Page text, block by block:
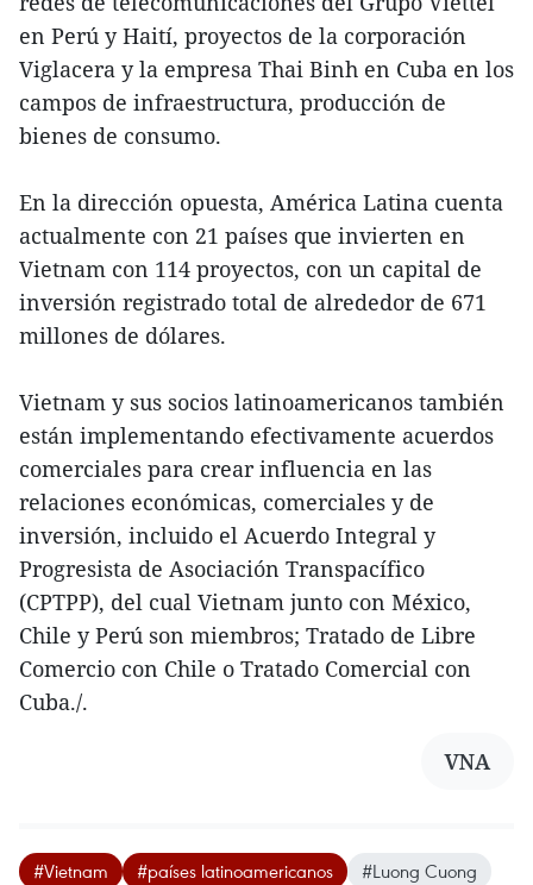
en Perú y Haití, proyectos de la corporación
Viglacera y la empresa Thai Binh en Cuba en los
campos de infraestructura, producción de
bienes de consumo.
En la dirección opuesta, América Latina cuenta
actualmente con 21 países que invierten en
Vietnam con 114 proyectos, con un capital de
inversión registrado total de alrededor de 671
millones de dólares.
Vietnam y sus socios latinoamericanos también
están implementando efectivamente acuerdos
comerciales para crear influencia en las
relaciones económicas, comerciales y de
inversión, incluido el Acuerdo Integral y
Progresista de Asociación Transpacífico
(CPTPP), del cual Vietnam junto con México,
Chile y Perú son miembros; Tratado de Libre
Comercio con Chile o Tratado Comercial con
Cuba./.
VNA
#Vietnam #países latinoamericanos #Luong Cuong